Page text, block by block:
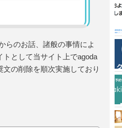
らのお話、諸般の事情によ
として当サイト上でagoda
の削除を順次実施しており